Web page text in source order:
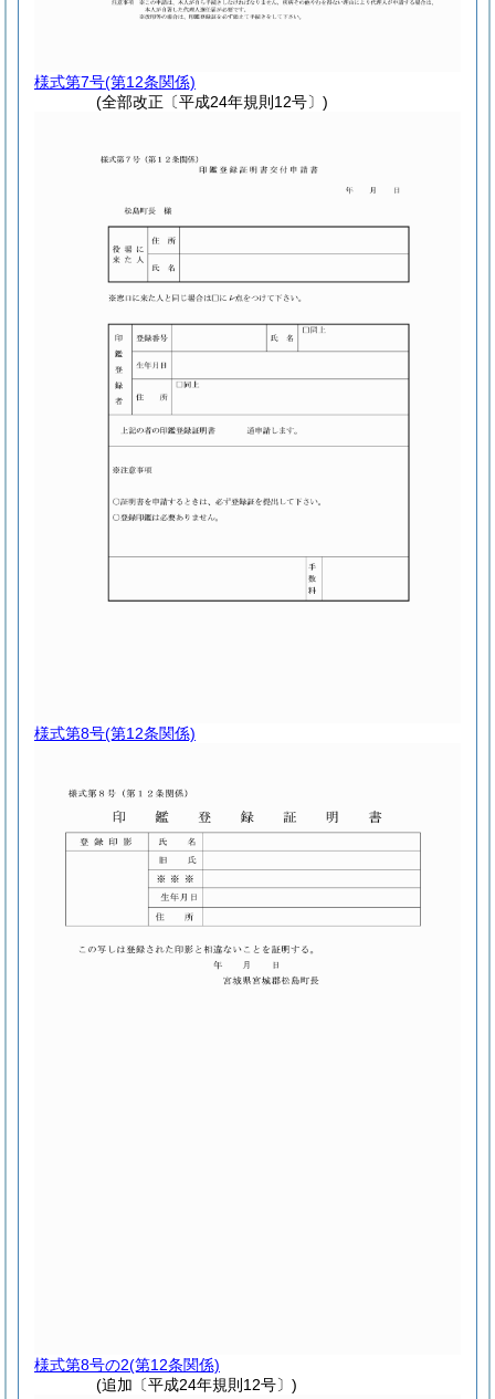
様式第7号(第12条関係)
(全部改正〔平成24年規則12号〕)
様式第8号(第12条関係)
様式第8号の2(第12条関係)
(追加〔平成24年規則12号〕)